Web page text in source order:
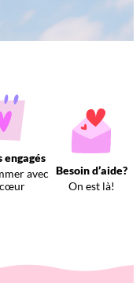
engagés
avec Besoin d’aide?
On est là!